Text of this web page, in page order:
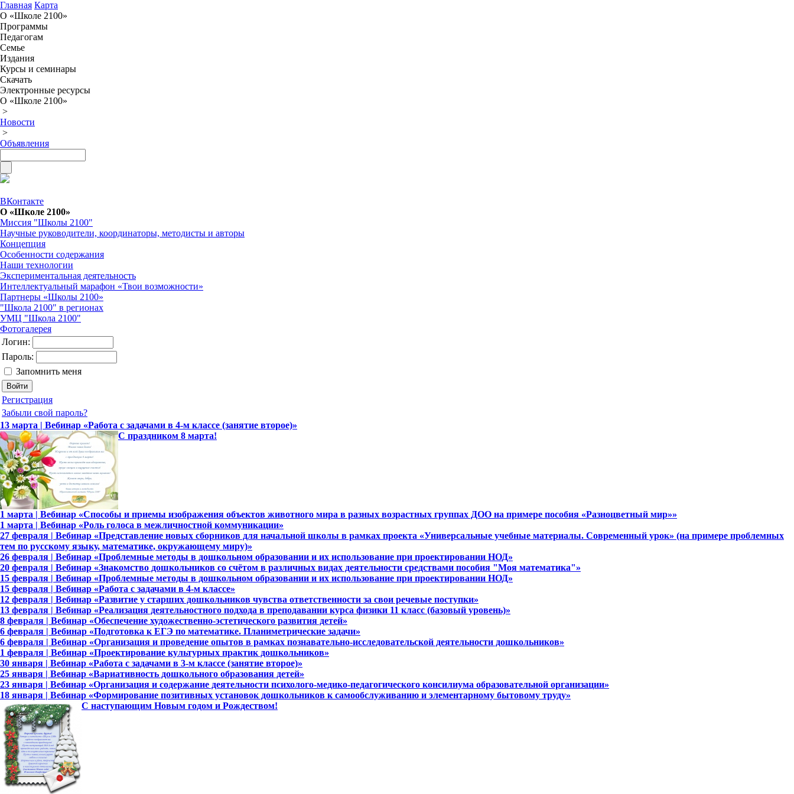
Главная Карта
О «Школе 2100»
Программы
Педагогам
Семье
Издания
Курсы и семинары
Скачать
Электронные ресурсы
О «Школе 2100»
>
Новости
>
Объявления
ВКонтакте
О «Школе 2100»
Миссия "Школы 2100"
Научные руководители, координаторы, методисты и авторы
Концепция
Особенности содержания
Наши технологии
Экспериментальная деятельность
Интеллектуальный марафон «Твои возможности»
Партнеры «Школы 2100»
"Школа 2100" в регионах
УМЦ "Школа 2100"
Фотогалерея
Логин:
Пароль:
Запомнить меня
Регистрация
Забыли свой пароль?
13 марта | Вебинар «Работа с задачами в 4-м классе (занятие второе)»
С праздником 8 марта!
1 марта | Вебинар «Способы и приемы изображения объектов животного мира в разных возрастных группах ДОО на примере пособия «Разноцветный мир»»
1 марта | Вебинар «Роль голоса в межличностной коммуникации»
27 февраля | Вебинар «Представление новых сборников для начальной школы в рамках проекта «Универсальные учебные материалы. Современный урок» (на примере проблемных
тем по русскому языку, математике, окружающему миру)»
26 февраля | Вебинар «Проблемные методы в дошкольном образовании и их использование при проектировании НОД»
20 февраля | Вебинар «Знакомство дошкольников со счётом в различных видах деятельности средствами пособия "Моя математика"»
15 февраля | Вебинар «Проблемные методы в дошкольном образовании и их использование при проектировании НОД»
15 февраля | Вебинар «Работа с задачами в 4-м классе»
12 февраля | Вебинар «Развитие у старших дошкольников чувства ответственности за свои речевые поступки»
13 февраля | Вебинар «Реализация деятельностного подхода в преподавании курса физики 11 класс (базовый уровень)»
8 февраля | Вебинар «Обеспечение художественно-эстетического развития детей»
6 февраля | Вебинар «Подготовка к ЕГЭ по математике. Планиметрические задачи»
6 февраля | Вебинар «Организация и проведение опытов в рамках познавательно-исследовательской деятельности дошкольников»
1 февраля | Вебинар «Проектирование культурных практик дошкольников»
30 января | Вебинар «Работа с задачами в 3-м классе (занятие второе)»
25 января | Вебинар «Вариативность дошкольного образования детей»
23 января | Вебинар «Организация и содержание деятельности психолого-медико-педагогического консилиума образовательной организации»
18 января | Вебинар «Формирование позитивных установок дошкольников к самообслуживанию и элементарному бытовому труду»
С наступающим Новым годом и Рождеством!